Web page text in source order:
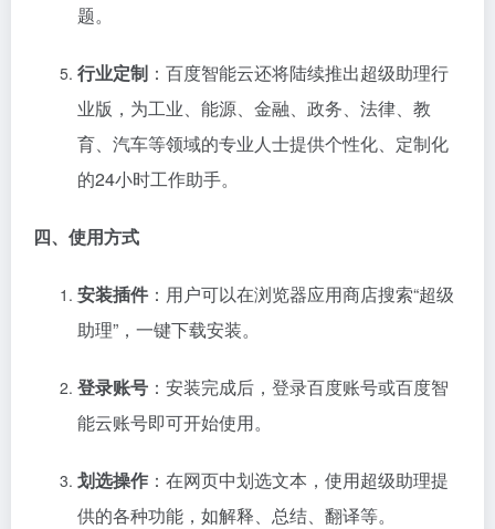
题。
行业定制 ：百度智能云还将陆续推出超级助理行
业版，为工业、能源、金融、政务、法律、教
育、汽车等领域的专业人士提供个性化、定制化
的24小时工作助手。
四、使用方式
安装插件 ：用户可以在浏览器应用商店搜索“超级
助理”，一键下载安装。
登录账号 ：安装完成后，登录百度账号或百度智
能云账号即可开始使用。
划选操作 ：在网页中划选文本，使用超级助理提
供的各种功能，如解释、总结、翻译等。